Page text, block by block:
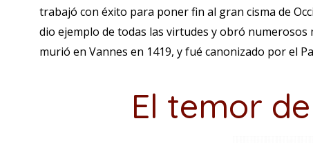
trabajó con éxito para poner fin al gran cisma de
dio ejemplo de todas las virtudes y obró
murió en Vannes en 1419, y fué canonizado por el
El temor